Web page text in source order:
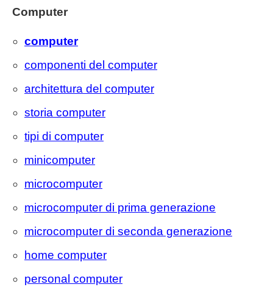
Computer
computer
componenti del computer
architettura del computer
storia computer
tipi di computer
minicomputer
microcomputer
microcomputer di prima generazione
microcomputer di seconda generazione
home computer
personal computer